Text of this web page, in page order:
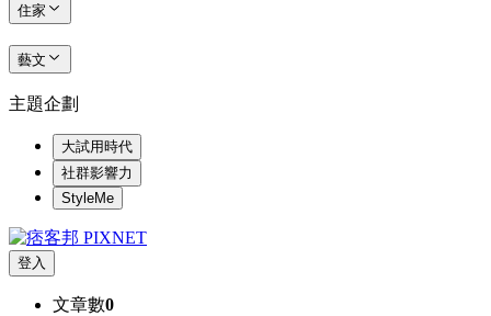
住家
藝文
主題企劃
大試用時代
社群影響力
StyleMe
登入
文章數0